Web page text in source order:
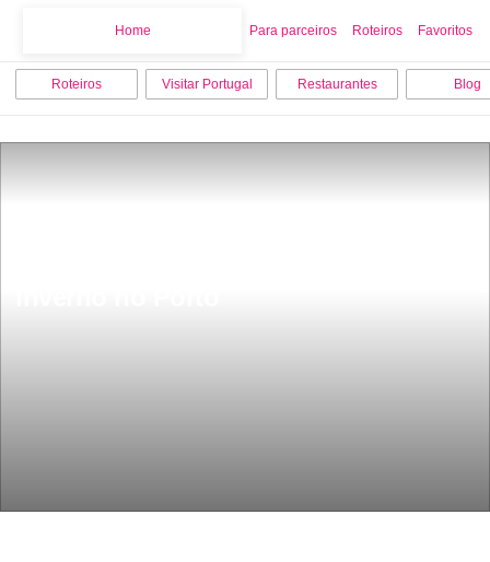
Home Para parceiros Roteiros Favoritos
Roteiros Visitar Portugal Restaurantes Blog